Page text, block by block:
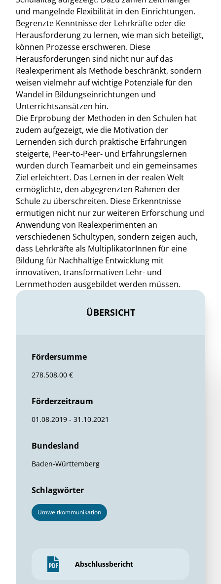
und mangelnde Flexibilität in den Einrichtungen.
Begrenzte Kenntnisse der Lehrkräfte oder die
Herausforderung zu lernen, wie man sich beteiligt,
können Prozesse erschweren. Diese
Herausforderungen sind nicht nur auf das
Realexperiment als Methode beschränkt, sondern
weisen vielmehr auf wichtige Potenziale für den
Wandel in Bildungseinrichtungen und
Unterrichtsansätzen hin.
Die Erprobung der Methoden in den Schulen hat
zudem aufgezeigt, wie die Motivation der
Lernenden sich durch praktische Erfahrungen
steigerte, Peer-to-Peer- und Erfahrungslernen
wurden durch Teamarbeit und ein gemeinsames
Ziel erleichtert. Das Lernen in der realen Welt
ermöglichte, den abgegrenzten Rahmen der
Schule zu überschreiten. Diese Erkenntnisse
ermutigen nicht nur zur weiteren Erforschung und
Anwendung von Realexperimenten an
verschiedenen Schultypen, sondern zeigen auch,
dass Lehrkräfte als MultiplikatorInnen für eine
Bildung für Nachhaltige Entwicklung mit
innovativen, transformativen Lehr- und
Lernmethoden ausgebildet werden müssen.
ÜBERSICHT
Fördersumme
278.508,00 €
Förderzeitraum
01.08.2019 - 31.10.2021
Bundesland
Baden-Württemberg
Schlagwörter
Umweltkommunikation
Abschlussbericht